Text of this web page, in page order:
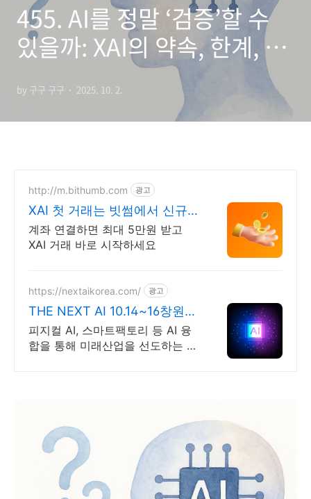
455. AI를 정말 ‘검증’할 수
있을까: XAI의 약속, 한계, 그
리고 신뢰의 조건
by 구구 구구 2025. 10. 2.
http://m.bithumb.com 광고
XAI 첫 거래는 빗썸에서 신규
가입 시 5만원 혜택
계좌 연결하면 최대 5만원 받고
XAI 거래 바로 시작하세요
https://nextaikorea.com/ 광고
THE NEXT AI 10.14~16창원컨
벤션센터
피지컬 AI, 스마트팩토리 등 AI 융
합을 통해 미래산업을 선도하는 AI